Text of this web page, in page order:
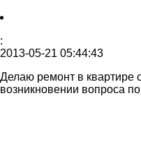
:
2013-05-21 05:44:43
Делаю ремонт в квартире
возникновении вопроса